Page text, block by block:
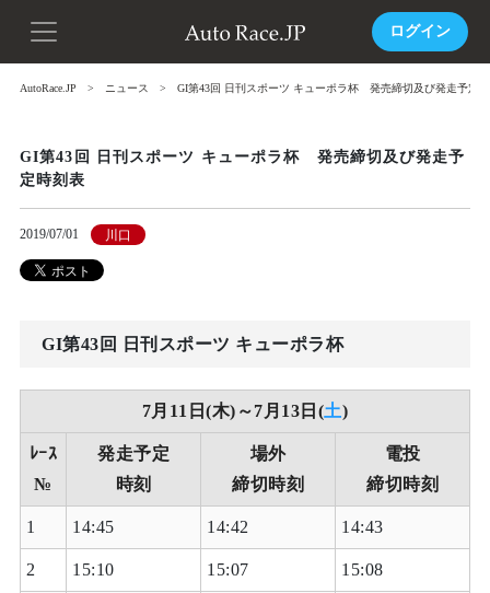
ログイン
AutoRace.JP ニュース GI第43回 日刊スポーツ キューポラ杯 発売締切及び発走予定
GI第43回 日刊スポーツ キューポラ杯 発売締切及び発走予
定時刻表
2019/07/01 川口
GI第43回 日刊スポーツ キューポラ杯
7月11日(木)～7月13日(土)
ﾚｰｽ
№
発走予定
時刻
場外
締切時刻
電投
締切時刻
1 14:45 14:42 14:43
2 15:10 15:07 15:08